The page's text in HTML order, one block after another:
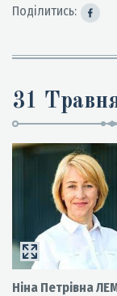
Поділитись:
31
Ніна Петрівна